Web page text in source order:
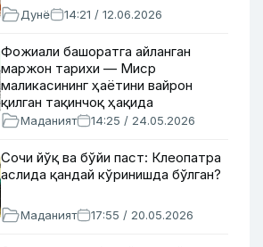
Дунё 14:21 / 12.06.2026
Фожиали башоратга айланган
маржон тарихи — Миср
маликасининг ҳаётини вайрон
қилган тақинчоқ ҳақида
Маданият 14:25 / 24.05.2026
Сочи йўқ ва бўйи паст: Клеопатра
аслида қандай кўринишда бўлган?
Маданият 17:55 / 20.05.2026